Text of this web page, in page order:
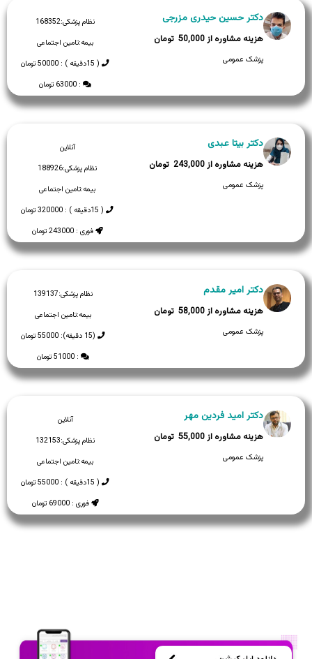
نظام پزشکی:168352
بیمه:تامین اجتماعی
( 15دقیقه ) : 50000 تومان
: 63000 تومان
دکتر حسین حیدری مزرجی
50,000
پزشک عمومی
آنلاین
نظام پزشکی:188926
بیمه:تامین اجتماعی
( 15دقیقه ) : 320000 تومان
فوری : 243000 تومان
دکتر بیتا عبدی
243,000
پزشک عمومی
نظام پزشکی:139137
بیمه:تامین اجتماعی
(15 دقیقه): 55000 تومان
: 51000 تومان
دکتر امیر مقدم
58,000
پزشک عمومی
آنلاین
نظام پزشکی:132153
بیمه:تامین اجتماعی
( 15دقیقه ) : 55000 تومان
فوری : 69000 تومان
دکتر امید فردین مهر
55,000
پزشک عمومی